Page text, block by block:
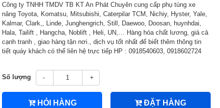
Công ty TNHH TMDV TB KT An Phát Chuyên cung cấp phụ tùng xe
nâng Toyota, Komatsu, Mitsubishi, Caterpilar TCM, Nichiy, Hyster, Yale,
Kalmar, Clark,, Linde, Junghengrich, Still, Daewoo, Doosan, huynhdai,
Hala, Tailift , Hangcha, Noblift , Heli, UN,… Hàng hóa chất lương, giá cả
cạnh tranh , giao hàng tận nơi., dịch vụ tốt nhất để biết thêm thông tin
tiết quáy khách có thể liên hệ trực tiếp HP : 0918540603, 0918602724
Số lượng - +
HỎI HÀNG ĐẶT HÀNG